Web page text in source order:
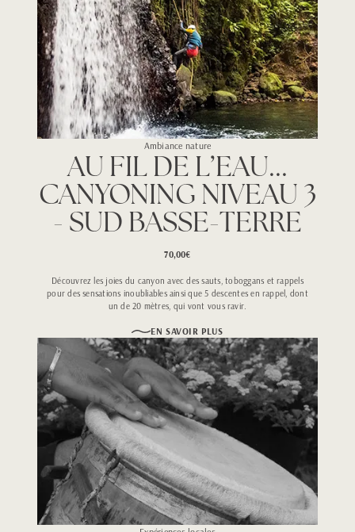
Ambiance nature
AU FIL DE L’EAU...
CANYONING NIVEAU 3
- SUD BASSE-TERRE
70,00€
Découvrez les joies du canyon avec des sauts, toboggans et rappels
pour des sensations inoubliables ainsi que 5 descentes en rappel, dont
un de 20 mètres, qui vont vous ravir.
EN SAVOIR PLUS